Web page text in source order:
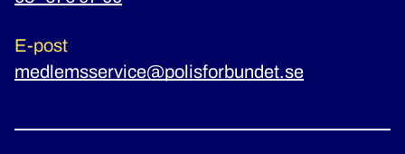
E-post
medlemsservice@polisforbundet.se